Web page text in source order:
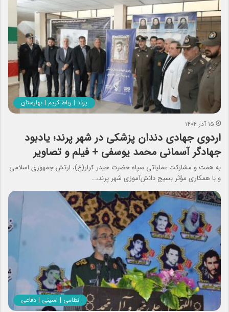
پرند | رباط کریم | بهارستان
۱۵ آذر ۱۴۰۴
اردوی جهادی دندان پزشکی در شهر پرند؛ یادبود
جهادگر آسمانی محمد یوسفی + فیلم و تصاویر
به همت و مشارکت عملیاتی سپاه حضرت حیدر کرار(ع)، ارتش جمهوری اسلامی
و با همکاری مؤثر بسیج دانش‌آموزی شهر پرند،…
نظامی | امنیتی | دفاعی